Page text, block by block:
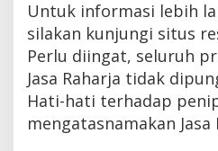
Untuk informasi lebih
silakan kunjungi situs
Perlu diingat, seluruh
Jasa Raharja tidak
Hati-hati terhadap
mengatasnamakan Jasa